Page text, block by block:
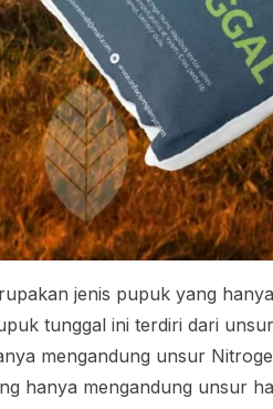
jenis pupuk yang
tunggal ini terdiri dari
mengandung unsur
hanya mengandung unsur